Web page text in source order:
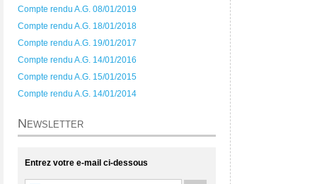
Compte rendu A.G. 08/01/2019
Compte rendu A.G. 18/01/2018
Compte rendu A.G. 19/01/2017
Compte rendu A.G. 14/01/2016
Compte rendu A.G. 15/01/2015
Compte rendu A.G. 14/01/2014
Newsletter
Entrez votre e-mail ci-dessous